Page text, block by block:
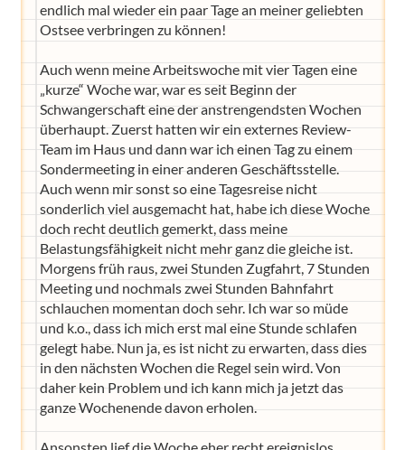
endlich mal wieder ein paar Tage an meiner geliebten
Ostsee verbringen zu können!
Auch wenn meine Arbeitswoche mit vier Tagen eine
„kurze“ Woche war, war es seit Beginn der
Schwangerschaft eine der anstrengendsten Wochen
überhaupt. Zuerst hatten wir ein externes Review-
Team im Haus und dann war ich einen Tag zu einem
Sondermeeting in einer anderen Geschäftsstelle.
Auch wenn mir sonst so eine Tagesreise nicht
sonderlich viel ausgemacht hat, habe ich diese Woche
doch recht deutlich gemerkt, dass meine
Belastungsfähigkeit nicht mehr ganz die gleiche ist.
Morgens früh raus, zwei Stunden Zugfahrt, 7 Stunden
Meeting und nochmals zwei Stunden Bahnfahrt
schlauchen momentan doch sehr. Ich war so müde
und k.o., dass ich mich erst mal eine Stunde schlafen
gelegt habe. Nun ja, es ist nicht zu erwarten, dass dies
in den nächsten Wochen die Regel sein wird. Von
daher kein Problem und ich kann mich ja jetzt das
ganze Wochenende davon erholen.